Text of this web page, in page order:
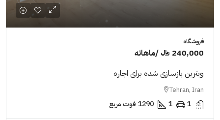
فروشگاه
240,000 ﷼
/ماهانه
ویترین بازسازی شده برای اجاره
Tehran, Iran
1
1
1290 فوت مربع